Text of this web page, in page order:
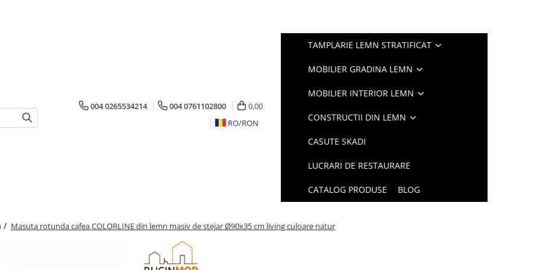
004 0265534214 004 0761102800
0,00
RO/RON
TAMPLARIE LEMN STRATIFICAT
MOBILIER GRADINA LEMN
MOBILIER INTERIOR LEMN
CONSTRUCTII DIN LEMN
CASUTE SKADI
LUCRARI DE RESTAURARE
CATALOG PRODUSE BLOG
/ Masuta rotunda cafea COLORLINE din lemn masiv de stejar Ø90x35 cm living culoare natur